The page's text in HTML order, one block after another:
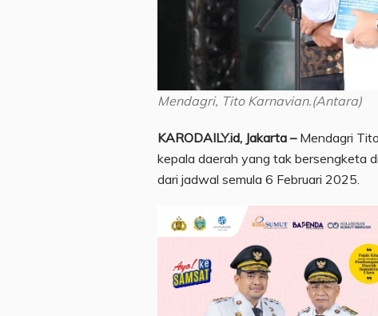
Mendagri, Tito Karnavian.(Antara)
KARODAILY.id, Jakarta –Mendagri
kepala daerah yang tak bersengketa
dari jadwal semula 6 Februari 2025.